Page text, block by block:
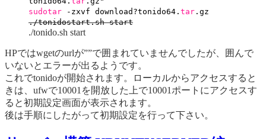
sudotar -zxvf download?tonido64. tar .gz
./tonidostart.sh start
./tonido.sh start
HPではwgetのurlが””で囲まれていませんでしたが、囲んで
いないとエラーが出るようです。
これでtonidoが開始されます。ローカルからアクセスすると
きは、ufwで10001を開放した上で10001ポートにアクセスす
ると初期設定画面が表示されます。
後は手順にしたがって初期設定を行って下さい。